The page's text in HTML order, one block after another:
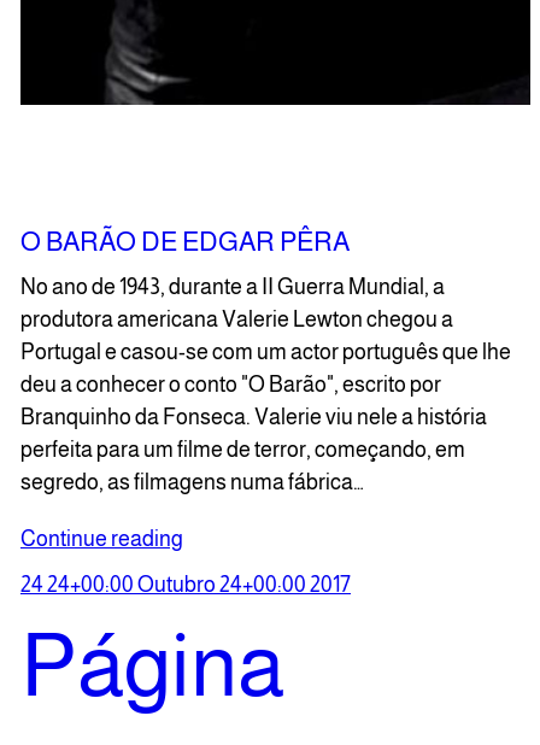
O BARÃO DE EDGAR PÊRA
No ano de 1943, durante a II Guerra Mundial, a
produtora americana Valerie Lewton chegou a
Portugal e casou-se com um actor português que lhe
deu a conhecer o conto "O Barão", escrito por
Branquinho da Fonseca. Valerie viu nele a história
perfeita para um filme de terror, começando, em
segredo, as filmagens numa fábrica…
Continue reading
24 24+00:00 Outubro 24+00:00 2017
Página